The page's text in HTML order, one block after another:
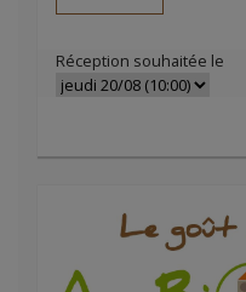
Réception souhaitée le